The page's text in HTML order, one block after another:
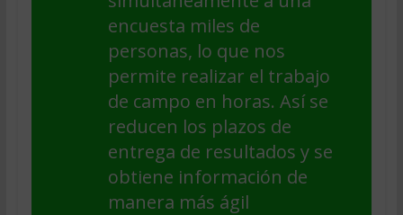
encuesta miles de
personas, lo que nos
permite realizar el trabajo
de campo en horas. Así se
reducen los plazos de
entrega de resultados y se
obtiene información de
manera más ágil